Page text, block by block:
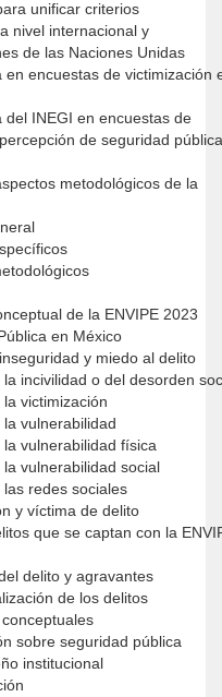
unificar criterios
nivel internacional y
de las Naciones Unidas
en encuestas de victimización
del INEGI en encuestas de
de seguridad
metodológicos de la
de la ENVIPE 2023
en México
y miedo al delito
la incivilidad o del desorden
victimización
vulnerabilidad
vulnerabilidad física
vulnerabilidad social
redes sociales
y víctima de delito
que se captan con la
delito y agravantes
de los delitos
sobre seguridad pública
institucional